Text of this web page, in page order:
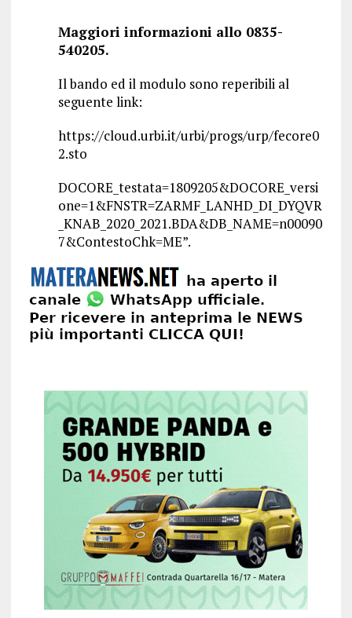
Maggiori informazioni allo 0835-
540205.
Il bando ed il modulo sono reperibili al
seguente link:
https://cloud.urbi.it/urbi/progs/urp/fecore0
2.sto
DOCORE_testata=1809205&DOCORE_versi
one=1&FNSTR=ZARMF_LANHD_DI_DYQVR
_KNAB_2020_2021.BDA&DB_NAME=n00090
7&ContestoChk=ME”.